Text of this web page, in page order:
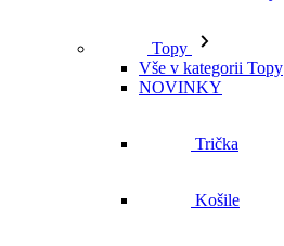
Topy
Vše v kategorii Topy
NOVINKY
Trička
Košile